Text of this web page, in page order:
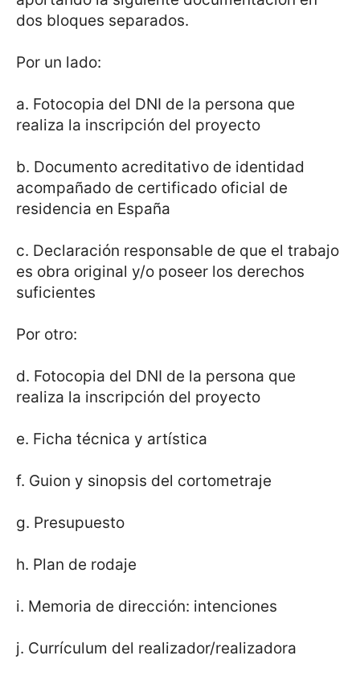
dos bloques separados.
Por un lado:
a. Fotocopia del DNI de la persona que
realiza la inscripción del proyecto
b. Documento acreditativo de identidad
acompañado de certificado oficial de
residencia en España
c. Declaración responsable de que el trabajo
es obra original y/o poseer los derechos
suficientes
Por otro:
d. Fotocopia del DNI de la persona que
realiza la inscripción del proyecto
e. Ficha técnica y artística
f. Guion y sinopsis del cortometraje
g. Presupuesto
h. Plan de rodaje
i. Memoria de dirección: intenciones
j. Currículum del realizador/realizadora